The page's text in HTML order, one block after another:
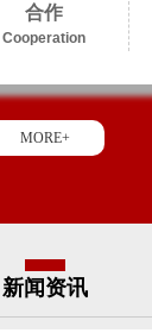
合作
Cooperation
MORE+
新闻资讯